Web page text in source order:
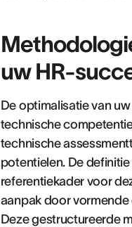
uw HR-
De optimalisatie van
technische
technische
potentielen. De
referentiekader voor
aanpak door
Deze gestructureerde